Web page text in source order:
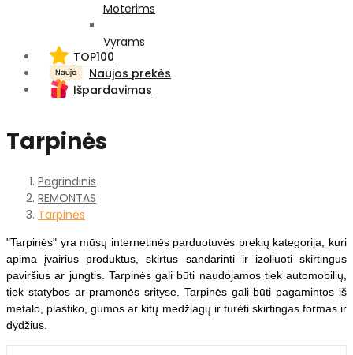
Moterims
Vyrams
TOP100
Naujos prekės
Išpardavimas
Tarpinės
Pagrindinis
REMONTAS
Tarpinės
"Tarpinės" yra mūsų internetinės parduotuvės prekių kategorija, kuri
apima įvairius produktus, skirtus sandarinti ir izoliuoti skirtingus
paviršius ar jungtis. Tarpinės gali būti naudojamos tiek automobilių,
tiek statybos ar pramonės srityse. Tarpinės gali būti pagamintos iš
metalo, plastiko, gumos ar kitų medžiagų ir turėti skirtingas formas ir
dydžius.